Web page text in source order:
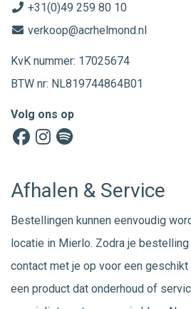
+31(0)49 259 80 10
verkoop@acrhelmond.nl
KvK nummer: 17025674
BTW nr: NL819744864B01
Volg ons op
Afhalen & Service
Bestellingen kunnen eenvoudig
locatie in Mierlo. Zodra je
contact met je op voor een geschikt
een product dat onderhoud of